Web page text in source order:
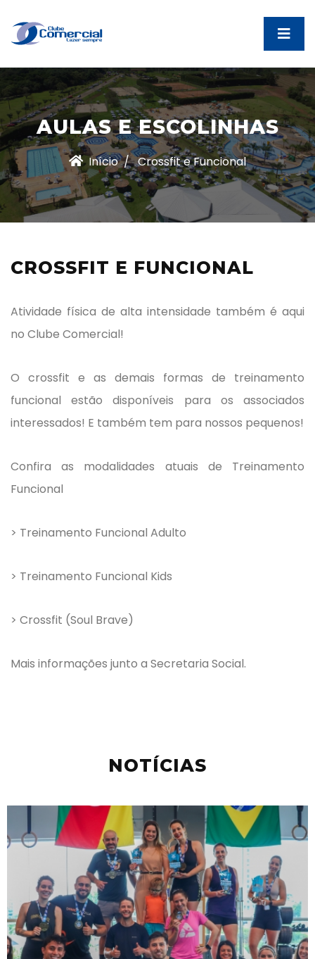
AULAS E ESCOLINHAS
Início Crossfit e Funcional
CROSSFIT E FUNCIONAL
Atividade física de alta intensidade também é aqui
no Clube Comercial!
O crossfit e as demais formas de treinamento
funcional estão disponíveis para os associados
interessados! E também tem para nossos pequenos!
Confira as modalidades atuais de Treinamento
Funcional
> Treinamento Funcional Adulto
> Treinamento Funcional Kids
> Crossfit (Soul Brave)
Mais informações junto a Secretaria Social.
NOTÍCIAS